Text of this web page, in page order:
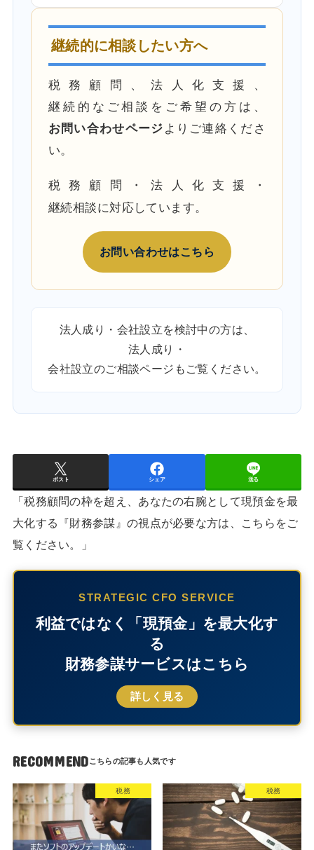
継続的に相談したい方へ
税務顧問、法人化支援、
継続的なご相談をご希望の方は、
お問い合わせページ よりご連絡くださ
い。
税務顧問・法人化支援・
継続相談に対応しています。
お問い合わせはこちら
法人成り・会社設立を検討中の方は、
法人成り・
会社設立のご相談ページ もご覧ください。
ポスト シェア 送る
「税務顧問の枠を超え、あなたの右腕として現預金を最
大化する『財務参謀』の視点が必要な方は、こちらをご
覧ください。」
STRATEGIC CFO SERVICE
利益ではなく「現預金」を最大化す
る
財務参謀サービスはこちら
詳しく見る
RECOMMEND
税務 税務